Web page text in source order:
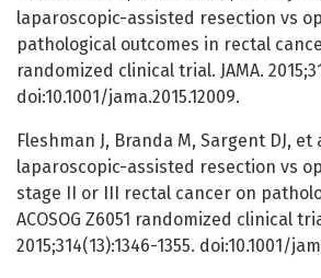
laparoscopic-assisted resection vs
pathological outcomes in rectal
randomized clinical trial. JAMA.
doi:10.1001/jama.2015.12009.
Fleshman J, Branda M, Sargent DJ,
laparoscopic-assisted resection vs
stage II or III rectal cancer on
ACOSOG Z6051 randomized clinical
2015;314(13):1346-1355. doi:10.1001/